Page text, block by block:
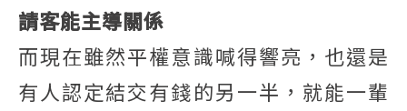
請客能主導關係
而現在雖然平權意識喊得響亮，也還是
有人認定結交有錢的另一半，就能一輩